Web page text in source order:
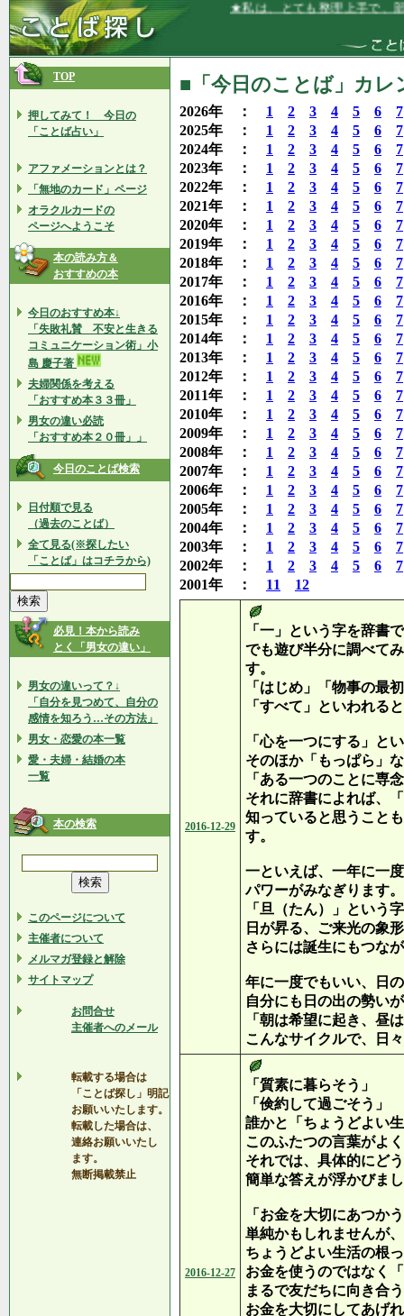
★私は、とても整理上手で、部屋はいつ
TOP
押してみて！ 今日の
「ことば占い」
アファメーションとは？
「無地のカード」ページ
オラクルカードの
ページへようこそ
本の読み方＆
おすすめの本
今日のおすすめ本↓
「失敗礼賛 不安と生きる
コミュニケーション術」小
島 慶子著
夫婦関係を考える
「おすすめ本３３冊」
男女の違い必読
「おすすめ本２０冊」」
今日のことば検索
日付順で見る
（過去のことば）
全て見る(※探したい
「ことば」はコチラから)
必見！本から読み
とく「男女の違い」
男女の違いって？↓
「自分を見つめて、自分の
感情を知ろう…その方法」
男女・恋愛の本一覧
愛・夫婦・結婚の本
一覧
本の検索
このページについて
主催者について
メルマガ登録と解除
サイトマップ
お問合せ
主催者へのメール
転載する場合は
「ことば探し」明記
お願いいたします。
転載した場合は、
連絡お願いいたし
ます。
無断掲載禁止
■「今日のことば」カ
2026年 ： 1 2 3 4 5 6
7
2025年 ： 1 2 3 4 5 6
7
2024年 ： 1 2 3 4 5 6
7
2023年 ： 1 2 3 4 5 6
7
2022年 ： 1 2 3 4 5 6
7
2021年 ： 1 2 3 4 5 6
7
2020年 ： 1 2 3 4 5 6
7
2019年 ： 1 2 3 4 5 6
7
2018年 ： 1 2 3 4 5 6
7
2017年 ： 1 2 3 4 5 6
7
2016年 ： 1 2 3 4 5 6
7
2015年 ： 1 2 3 4 5 6
7
2014年 ： 1 2 3 4 5 6
7
2013年 ： 1 2 3 4 5 6
7
2012年 ： 1 2 3 4 5 6
7
2011年 ： 1 2 3 4 5 6
7
2010年 ： 1 2 3 4 5 6
7
2009年 ： 1 2 3 4 5 6
7
2008年 ： 1 2 3 4 5 6
7
2007年 ： 1 2 3 4 5 6
7
2006年 ： 1 2 3 4 5 6
7
2005年 ： 1 2 3 4 5 6
7
2004年 ： 1 2 3 4 5 6
7
2003年 ： 1 2 3 4 5 6
7
2002年 ： 1 2 3 4 5 6
7
2001年 ： 11 12
2016-12-29
「一」という字を辞書
でも遊び半分に調べて
す。
「はじめ」「物事の最
「すべて」といわれる
「心を一つにする」と
そのほか「もっぱら」
「ある一つのことに専
それに辞書によれば、
知っていると思うこと
す。
一といえば、一年に一
パワーがみなぎります。
「旦（たん）」という
日が昇る、ご来光の象
さらには誕生にもつな
年に一度でもいい、日
自分にも日の出の勢い
「朝は希望に起き、昼
こんなサイクルで、日
2016-12-27
「質素に暮らそう」
「倹約して過ごそう」
誰かと「ちょうどよい
このふたつの言葉がよ
それでは、具体的にど
簡単な答えが浮かびま
「お金を大切にあつか
単純かもしれませんが
ちょうどよい生活の根
お金を使うのではなく
まるで友だちに向き合
お金を大切にしてあげ